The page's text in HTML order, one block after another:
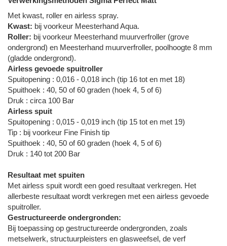
Met kwast, roller en airless spray.
Kwast: bij voorkeur Meesterhand Aqua.
Roller: bij voorkeur Meesterhand muurverfroller (grove
ondergrond) en Meesterhand muurverfroller, poolhoogte 8 mm
(gladde ondergrond).
Airless gevoede spuitroller
Spuitopening : 0,016 - 0,018 inch (tip 16 tot en met 18)
Spuithoek : 40, 50 of 60 graden (hoek 4, 5 of 6)
Druk : circa 100 Bar
Airless spuit
Spuitopening : 0,015 - 0,019 inch (tip 15 tot en met 19)
Tip : bij voorkeur Fine Finish tip
Spuithoek : 40, 50 of 60 graden (hoek 4, 5 of 6)
Druk : 140 tot 200 Bar
Resultaat met spuiten
Met airless spuit wordt een goed resultaat verkregen. Het
allerbeste resultaat wordt verkregen met een airless gevoede
spuitroller.
Gestructureerde ondergronden:
Bij toepassing op gestructureerde ondergronden, zoals
metselwerk, structuurpleisters en glasweefsel, de verf